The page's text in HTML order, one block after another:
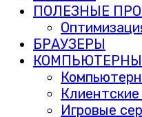
ПОЛЕЗНЫЕ
БРАУЗЕРЫ
Клиентские
Игровые